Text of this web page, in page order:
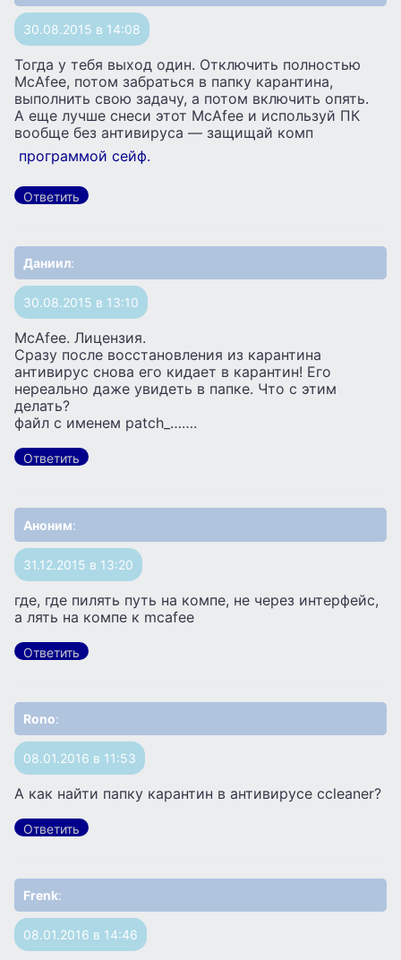
30.08.2015 в 14:08
Тогда у тебя выход один. Отключить полностью
McAfee, потом забраться в папку карантина,
выполнить свою задачу, а потом включить опять.
А еще лучше снеси этот McAfee и используй ПК
вообще без антивируса — защищай комп
программой сейф.
Ответить
Даниил:
30.08.2015 в 13:10
McAfee. Лицензия.
Сразу после восстановления из карантина
антивирус снова его кидает в карантин! Его
нереально даже увидеть в папке. Что с этим
делать?
файл с именем patch_…….
Ответить
Аноним:
31.12.2015 в 13:20
где, где пилять путь на компе, не через интерфейс,
а лять на компе к mcafee
Ответить
Rono:
08.01.2016 в 11:53
А как найти папку карантин в антивирусе ccleaner?
Ответить
Frenk:
08.01.2016 в 14:46